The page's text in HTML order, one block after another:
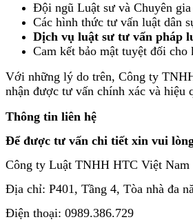
Đội ngũ Luật sư và Chuyên
Các hình thức tư vấn luật dân
Dịch vụ luật sư tư vấn pháp
Cam kết bảo mật tuyệt đối cho
Với những lý do trên, Công ty
nhận được tư vấn chính xác và hiệu
Thông tin liên hệ
Để được tư vấn chi tiết xin vui
Công ty Luật TNHH HTC Việt Nam
Địa chỉ: P401, Tầng 4, Tòa nhà đa
Điện thoại: 0989.386.729